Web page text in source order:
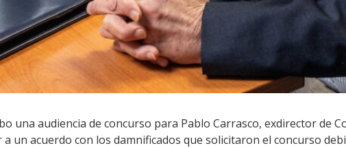
una audiencia de concurso para Pablo Carrasco, exdirector de
un acuerdo con los damnificados que solicitaron el concurso